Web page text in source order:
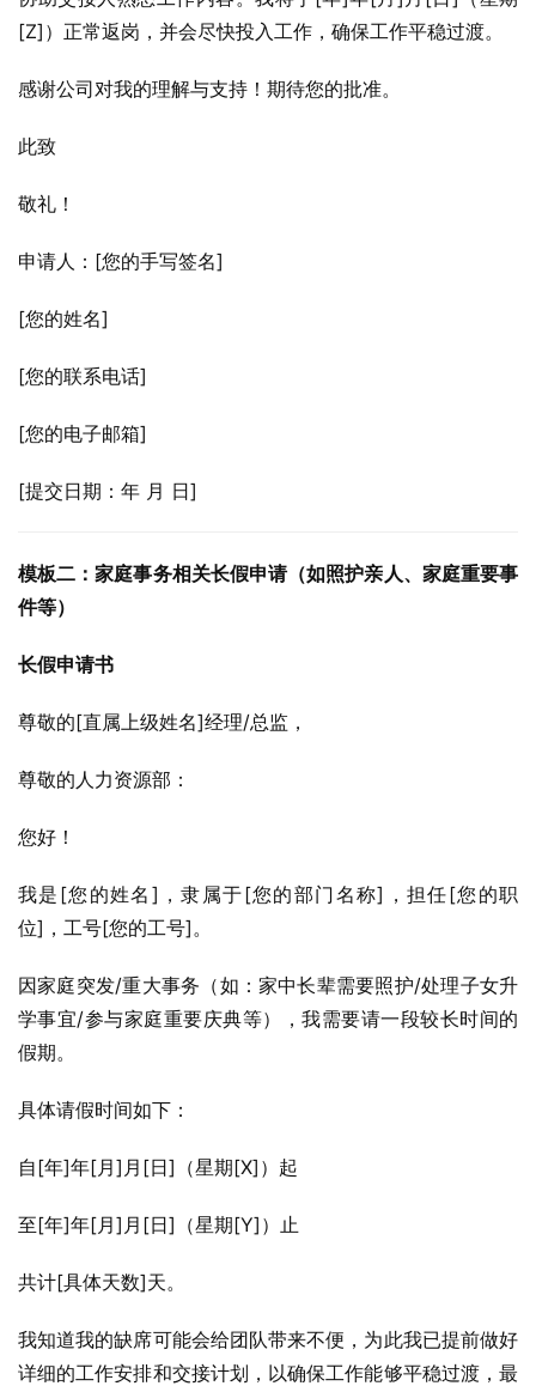
[Z]）正常返岗，并会尽快投入工作，确保工作平稳过渡。
感谢公司对我的理解与支持！期待您的批准。
此致
敬礼！
申请人：[您的手写签名]
[您的姓名]
[您的联系电话]
[您的电子邮箱]
[提交日期：年 月 日]
模板二：家庭事务相关长假申请（如照护亲人、家庭重要事
件等）
长假申请书
尊敬的[直属上级姓名]经理/总监，
尊敬的人力资源部：
您好！
我是[您的姓名]，隶属于[您的部门名称]，担任[您的职
位]，工号[您的工号]。
因家庭突发/重大事务（如：家中长辈需要照护/处理子女升
学事宜/参与家庭重要庆典等），我需要请一段较长时间的
假期。
具体请假时间如下：
自[年]年[月]月[日]（星期[X]）起
至[年]年[月]月[日]（星期[Y]）止
共计[具体天数]天。
我知道我的缺席可能会给团队带来不便，为此我已提前做好
详细的工作安排和交接计划，以确保工作能够平稳过渡，最